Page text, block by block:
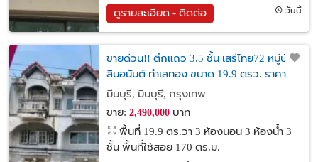
ดูรายละเอียด - ติดต่อ วันนี้
ขายด่วน!! ตึกแถว 3.5 ชั้น เสรีไทย72 หมู่บ้าน
สินอนันต์ ทำเลทอง ขนาด 19.9 ตรว. ราคา
พิเศษเพียง 2.49 ล้านบาทเท่านั้น! คุ้มสุดๆ
มีนบุรี, มีนบุรี, กรุงเทพ
ขาย: 2,490,000บาท
พื้นที่ 19.9 ตร.วา 3 ห้องนอน 3 ห้องน้ำ 3
ชั้น พื้นที่ใช้สอย 170 ตร.ม.